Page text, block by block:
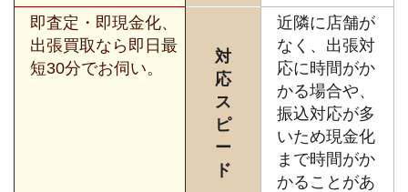
即査定・即現金化、
出張買取なら即日最
短30分でお伺い。
対
応
ス
ピ
ー
ド
近隣に店舗が
なく、出張対
応に時間がか
かる場合や、
振込対応が多
いため現金化
まで時間がか
かることがあ